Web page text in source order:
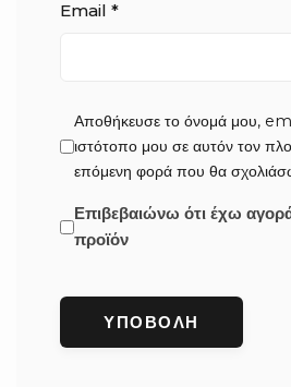
Email *
Αποθήκευσε το όνομά μου,
ιστότοπο μου σε αυτόν τον
επόμενη φορά που θα
Επιβεβαιώνω ότι έχω
προϊόν